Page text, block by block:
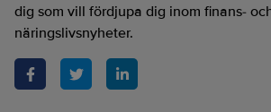
dig som vill fördjupa dig inom finans-
näringslivsnyheter.